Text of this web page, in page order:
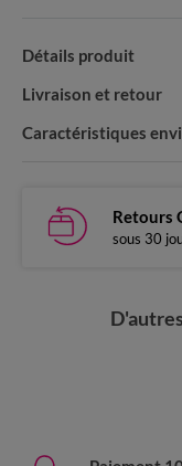
Détails produit
Livraison et retour
Caractéristiques
Retours
sous 30